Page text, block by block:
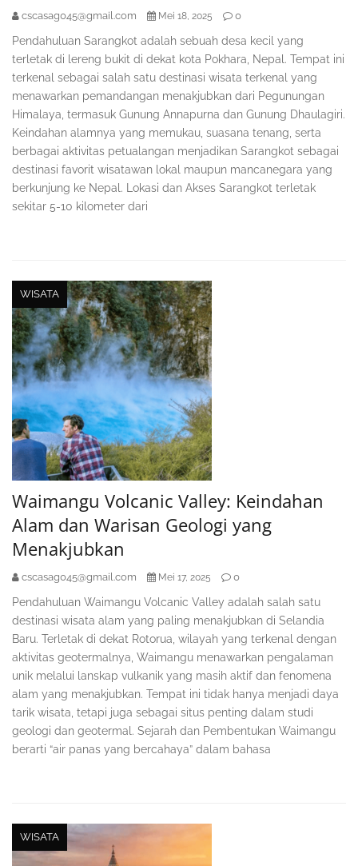
cscasag045@gmail.com Mei 18, 2025 0
Pendahuluan Sarangkot adalah sebuah desa kecil yang
terletak di lereng bukit di dekat kota Pokhara, Nepal. Tempat ini
terkenal sebagai salah satu destinasi wisata terkenal yang
menawarkan pemandangan menakjubkan dari Pegunungan
Himalaya, termasuk Gunung Annapurna dan Gunung Dhaulagiri.
Keindahan alamnya yang memukau, suasana tenang, serta
berbagai aktivitas petualangan menjadikan Sarangkot sebagai
destinasi favorit wisatawan lokal maupun mancanegara yang
berkunjung ke Nepal. Lokasi dan Akses Sarangkot terletak
sekitar 5-10 kilometer dari
WISATA
Waimangu Volcanic Valley: Keindahan
Alam dan Warisan Geologi yang
Menakjubkan
cscasag045@gmail.com Mei 17, 2025 0
Pendahuluan Waimangu Volcanic Valley adalah salah satu
destinasi wisata alam yang paling menakjubkan di Selandia
Baru. Terletak di dekat Rotorua, wilayah yang terkenal dengan
aktivitas geotermalnya, Waimangu menawarkan pengalaman
unik melalui lanskap vulkanik yang masih aktif dan fenomena
alam yang menakjubkan. Tempat ini tidak hanya menjadi daya
tarik wisata, tetapi juga sebagai situs penting dalam studi
geologi dan geotermal. Sejarah dan Pembentukan Waimangu
berarti “air panas yang bercahaya” dalam bahasa
WISATA